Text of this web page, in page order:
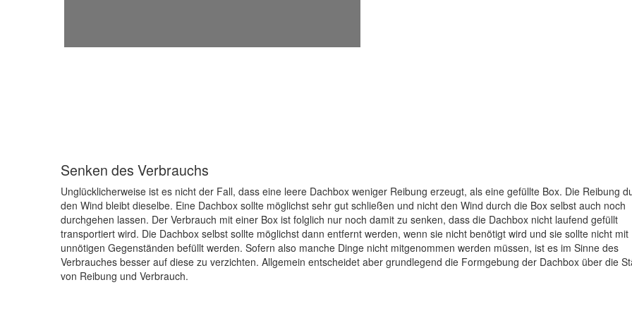
Senken des Verbrauchs
Unglücklicherweise ist es nicht der Fall, dass eine leere Dachbox weniger Reibung erzeugt, als eine gefüllte Box. Die Reibung
den Wind bleibt dieselbe. Eine Dachbox sollte möglichst sehr gut schließen und nicht den Wind durch die Box selbst auch noch
durchgehen lassen. Der Verbrauch mit einer Box ist folglich nur noch damit zu senken, dass die Dachbox nicht laufend gefüllt
transportiert wird. Die Dachbox selbst sollte möglichst dann entfernt werden, wenn sie nicht benötigt wird und sie sollte nicht mit
unnötigen Gegenständen befüllt werden. Sofern also manche Dinge nicht mitgenommen werden müssen, ist es im Sinne des
Verbrauches besser auf diese zu verzichten. Allgemein entscheidet aber grundlegend die Formgebung der Dachbox über die
von Reibung und Verbrauch.